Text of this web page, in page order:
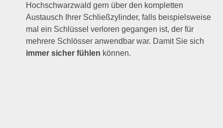
Hochschwarzwald gern über den kompletten
Austausch Ihrer Schließzylinder, falls beispielsweise
mal ein Schlüssel verloren gegangen ist, der für
mehrere Schlösser anwendbar war. Damit Sie sich
immer sicher fühlen können.